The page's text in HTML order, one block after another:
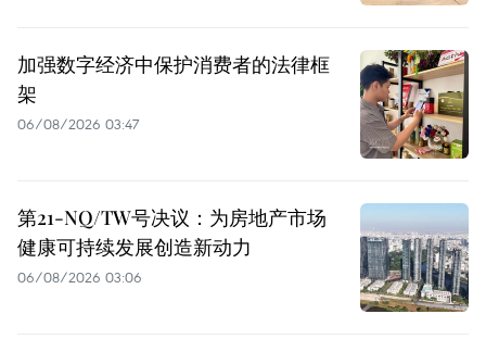
加强数字经济中保护消费者的法律框
架
06/08/2026 03:47
第21-NQ/TW号决议：为房地产市场
健康可持续发展创造新动力
06/08/2026 03:06